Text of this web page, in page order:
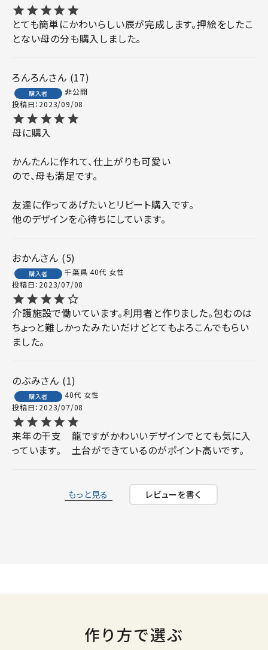
とても簡単にかわいらしい辰が完成します。押絵をしたこ
とない母の分も購入しました。
ろんろん 17
購入者
非公開
投稿日 2023/09/08
母に購入
かんたんに作れて、仕上がりも可愛い
ので、母も満足です。
友達に作ってあげたいとリピート購入です。
他のデザインを心待ちにしています。
おかん 5
購入者 千葉県 40代 女性
投稿日 2023/07/08
介護施設で働いています。利用者と作りました。包むのは
ちょっと難しかったみたいだけどとてもよろこんでもらい
ました。
のぶみ 1
購入者 40代 女性
投稿日 2023/07/08
来年の干支　龍ですがかわいいデザインでとても気に入
っています。　土台ができているのがポイント高いです。
もっと見る レビューを書く
作り方で選ぶ